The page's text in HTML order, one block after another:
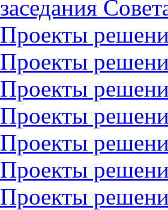
заседания
Проекты
Проекты
Проекты
Проекты
Проекты
Проекты
Проекты